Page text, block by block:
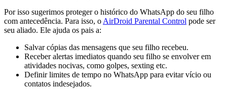
Por isso sugerimos proteger o histórico do WhatsApp do seu filho
com antecedência. Para isso, o AirDroid Parental Control pode ser
seu aliado. Ele ajuda os pais a:
Salvar cópias das mensagens que seu filho recebeu.
Receber alertas imediatos quando seu filho se envolver em
atividades nocivas, como golpes, sexting etc.
Definir limites de tempo no WhatsApp para evitar vício ou
contatos indesejados.